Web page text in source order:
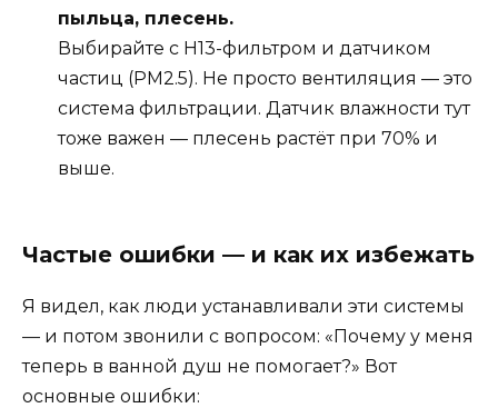
пыльца, плесень.
Выбирайте с H13-фильтром и датчиком
частиц (PM2.5). Не просто вентиляция — это
система фильтрации. Датчик влажности тут
тоже важен — плесень растёт при 70% и
выше.
Частые ошибки — и как их избежать
Я видел, как люди устанавливали эти системы
— и потом звонили с вопросом: «Почему у меня
теперь в ванной душ не помогает?» Вот
основные ошибки: